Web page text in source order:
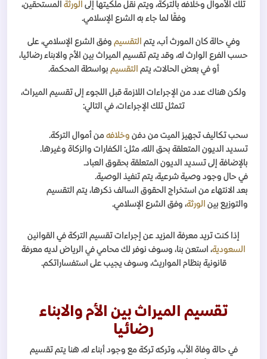
تلك الأموال وخلافه بالتركة، ويتم نقل ملكيتها إلى الورثة المستحقين،
وفقًا لما جاء به الشرع الإسلامي.
وفي حالة كان المورث أب، يتم التقسيم وفق الشرع الإسلامي، على
حسب الفرع الوارث له، وقد يتم تقسيم الميراث بين الأم والابناء رضائيا،
أو في بعض الحالات، يتم التقسيم بواسطة المحكمة.
ولكن هناك عدد من الإجراءات اللازمة قبل اللجوء إلى تقسيم الميراث،
تتمثل تلك الإجراءات، في التالي:
سحب تكاليف تجهيز الميت من دفن وخلافه من أموال التركة.
تسديد الديون المتعلقة بحق الله، مثل: الكفارات والزكاة وغيرها.
بالإضافة إلى تسديد الديون المتعلقة بحقوق العباد.
في حال وجود وصية شرعية، يتم تنفيذ الوصية.
بعد الانتهاء من استخراج الحقوق السالف ذكرها، يتم التقسيم
والتوزيع بين الورثة، وفق الشرع الإسلامي.
إذا كنت تريد معرفة المزيد عن إجراءات تقسيم التركة في القوانين
السعودية، استعن بنا، وسوف نوفر لك محامي في الرياض لديه معرفة
قانونية بنظام المواريث، وسوف يجيب على استفساراتكم.
تقسيم الميراث بين الأم والابناء
رضائيا
في حالة وفاة الأب، وتركه تركة مع وجود أبناء له، هنا يتم تقسيم